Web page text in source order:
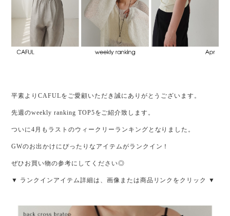
平素よりCAFULをご愛顧いただき誠にありがとうございます。
先週のweekly ranking TOP5をご紹介致します。
ついに4月もラストのウィークリーランキングとなりました。
GWのお出かけにぴったりなアイテムがランクイン！
ぜひお買い物の参考にしてください◎
▼ ランクインアイテム詳細は、画像または商品リンクをクリック ▼